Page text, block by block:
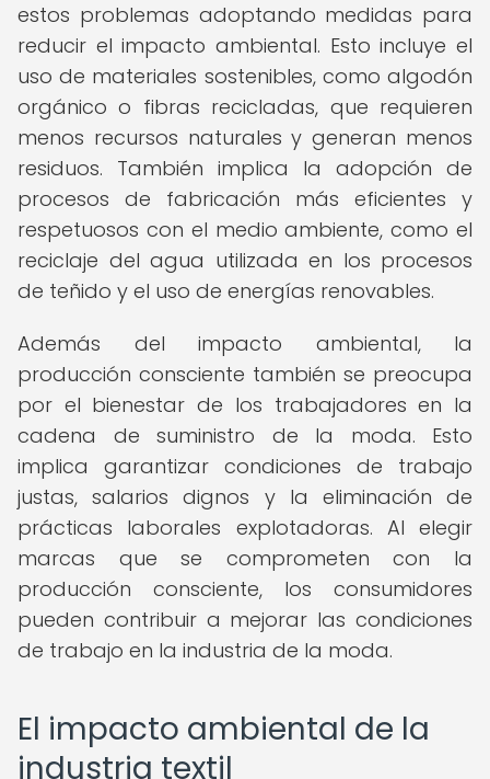
estos problemas adoptando medidas para
reducir el impacto ambiental. Esto incluye el
uso de materiales sostenibles, como algodón
orgánico o fibras recicladas, que requieren
menos recursos naturales y generan menos
residuos. También implica la adopción de
procesos de fabricación más eficientes y
respetuosos con el medio ambiente, como el
reciclaje del agua utilizada en los procesos
de teñido y el uso de energías renovables.
Además del impacto ambiental, la
producción consciente también se preocupa
por el bienestar de los trabajadores en la
cadena de suministro de la moda. Esto
implica garantizar condiciones de trabajo
justas, salarios dignos y la eliminación de
prácticas laborales explotadoras. Al elegir
marcas que se comprometen con la
producción consciente, los consumidores
pueden contribuir a mejorar las condiciones
de trabajo en la industria de la moda.
El impacto ambiental de la
industria textil